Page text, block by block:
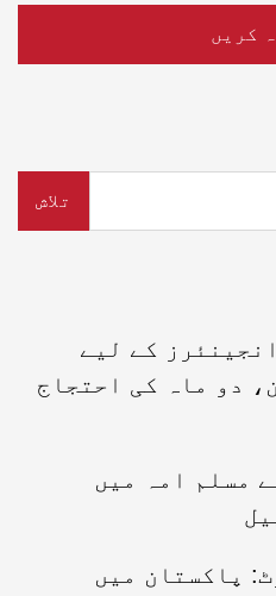
تلاش
کے لیے
دو ماہ کی احتجاج
مسلم امہ میں
پاکستان میں